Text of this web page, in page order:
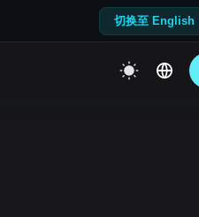
切换至 English